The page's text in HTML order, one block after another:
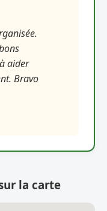
aider
Bravo
la carte